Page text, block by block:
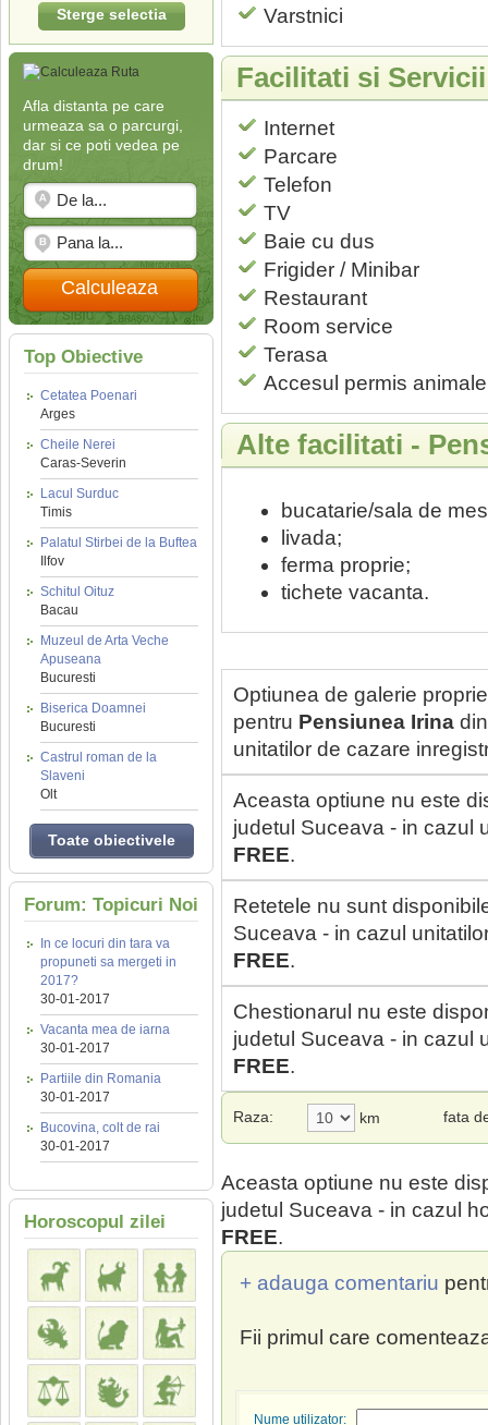
Sterge selectia
Afla distanta pe care
urmeaza sa o parcurgi,
dar si ce poti vedea pe
drum!
Calculeaza
Top Obiective
Cetatea Poenari
Arges
Cheile Nerei
Caras-Severin
Lacul Surduc
Timis
Palatul Stirbei de la Buftea
Ilfov
Schitul Oituz
Bacau
Muzeul de Arta Veche
Apuseana
Bucuresti
Biserica Doamnei
Bucuresti
Castrul roman de la
Slaveni
Olt
Toate obiectivele
Forum: Topicuri Noi
In ce locuri din tara va
propuneti sa mergeti in
2017?
30-01-2017
Vacanta mea de iarna
30-01-2017
Partiile din Romania
30-01-2017
Bucovina, colt de rai
30-01-2017
Horoscopul zilei
Varstnici
Facilitati si
Internet
Parcare
Telefon
TV
Baie cu dus
Frigider / Minibar
Restaurant
Room service
Terasa
Accesul permis animale
Alte facilitati -
bucatarie/sala de
livada;
ferma proprie;
tichete vacanta.
Optiunea de galerie
pentru Pensiunea Irina
unitatilor de cazare
Aceasta optiune nu este
judetul Suceava - in cazul
FREE.
Retetele nu sunt
Suceava - in cazul
FREE.
Chestionarul nu este
judetul Suceava - in cazul
FREE.
Raza: km fata
Aceasta optiune nu este
judetul Suceava - in cazul
FREE.
+ adauga comentariu
Fii primul care
Nume utilizator: